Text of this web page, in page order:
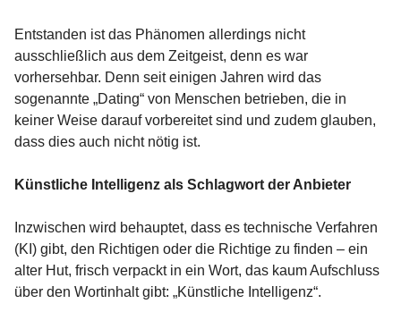
Entstanden ist das Phänomen allerdings nicht
ausschließlich aus dem Zeitgeist, denn es war
vorhersehbar. Denn seit einigen Jahren wird das
sogenannte „Dating“ von Menschen betrieben, die in
keiner Weise darauf vorbereitet sind und zudem glauben,
dass dies auch nicht nötig ist.
Künstliche Intelligenz als Schlagwort der Anbieter
Inzwischen wird behauptet, dass es technische Verfahren
(KI) gibt, den Richtigen oder die Richtige zu finden – ein
alter Hut, frisch verpackt in ein Wort, das kaum Aufschluss
über den Wortinhalt gibt: „Künstliche Intelligenz“.